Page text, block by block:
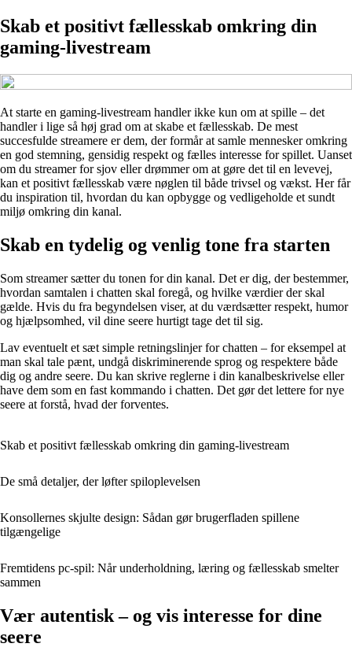
Skab et positivt fællesskab omkring din
gaming‑livestream
At starte en gaming‑livestream handler ikke kun om at spille – det
handler i lige så høj grad om at skabe et fællesskab. De mest
succesfulde streamere er dem, der formår at samle mennesker omkring
en god stemning, gensidig respekt og fælles interesse for spillet. Uanset
om du streamer for sjov eller drømmer om at gøre det til en levevej,
kan et positivt fællesskab være nøglen til både trivsel og vækst. Her får
du inspiration til, hvordan du kan opbygge og vedligeholde et sundt
miljø omkring din kanal.
Skab en tydelig og venlig tone fra starten
Som streamer sætter du tonen for din kanal. Det er dig, der bestemmer,
hvordan samtalen i chatten skal foregå, og hvilke værdier der skal
gælde. Hvis du fra begyndelsen viser, at du værdsætter respekt, humor
og hjælpsomhed, vil dine seere hurtigt tage det til sig.
Lav eventuelt et sæt simple retningslinjer for chatten – for eksempel at
man skal tale pænt, undgå diskriminerende sprog og respektere både
dig og andre seere. Du kan skrive reglerne i din kanalbeskrivelse eller
have dem som en fast kommando i chatten. Det gør det lettere for nye
seere at forstå, hvad der forventes.
Skab et positivt fællesskab omkring din gaming‑livestream
De små detaljer, der løfter spiloplevelsen
Konsollernes skjulte design: Sådan gør brugerfladen spillene
tilgængelige
Fremtidens pc-spil: Når underholdning, læring og fællesskab smelter
sammen
Vær autentisk – og vis interesse for dine
seere